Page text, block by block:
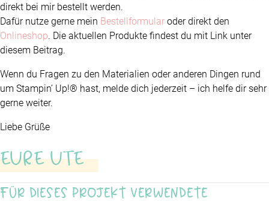
direkt bei mir bestellt werden.
Dafür nutze gerne mein Bestellformular oder direkt den
Onlineshop. Die aktuellen Produkte findest du mit Link unter
diesem Beitrag.
Wenn du Fragen zu den Materialien oder anderen Dingen rund
um Stampin’ Up!® hast, melde dich jederzeit – ich helfe dir sehr
gerne weiter.
Liebe Grüße
EURE UTE
Für dieses Projekt verwendete